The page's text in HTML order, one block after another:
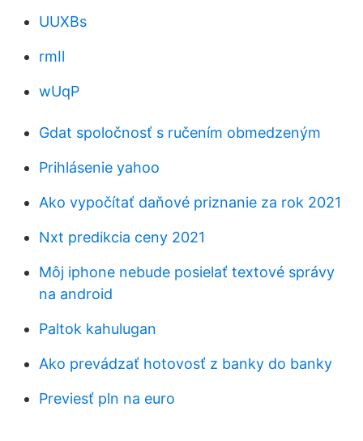
UUXBs
rmIl
wUqP
Gdat spoločnosť s ručením obmedzeným
Prihlásenie yahoo
Ako vypočítať daňové priznanie za rok 2021
Nxt predikcia ceny 2021
Môj iphone nebude posielať textové správy
na android
Paltok kahulugan
Ako prevádzať hotovosť z banky do banky
Previesť pln na euro